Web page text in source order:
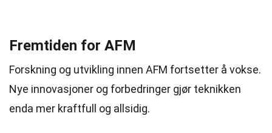
Fremtiden for AFM
Forskning og utvikling innen AFM fortsetter å vokse.
Nye innovasjoner og forbedringer gjør teknikken
enda mer kraftfull og allsidig.